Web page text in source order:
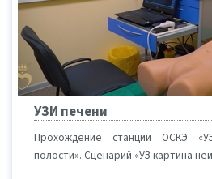
УЗИ печени
Прохождение станции ОСКЭ
полости». Сценарий «УЗ картина